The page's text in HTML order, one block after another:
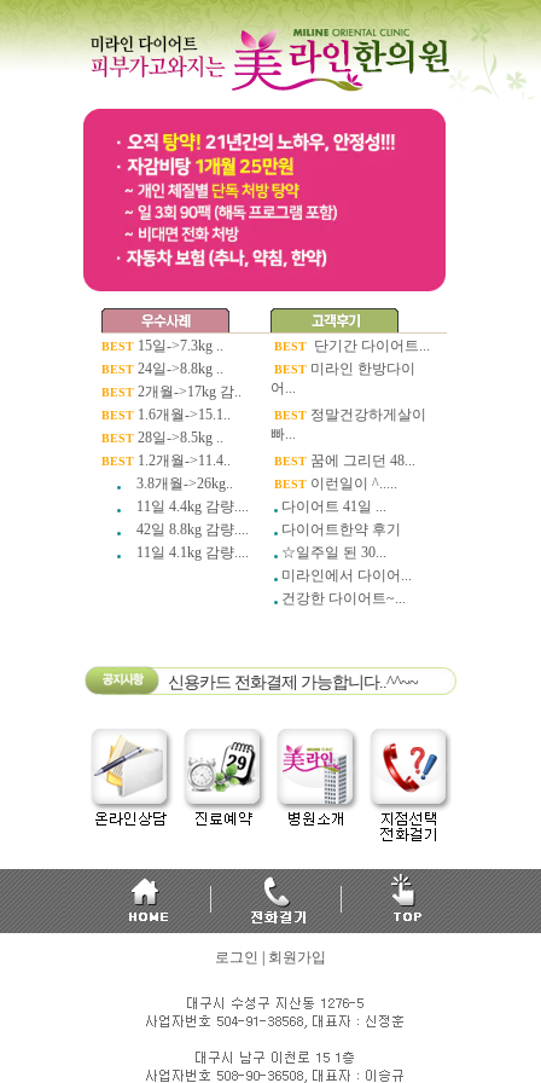
BEST 15일->7.3kg ..
BEST 24일->8.8kg ..
BEST 2개월->17kg 감..
BEST 1.6개월->15.1..
BEST 28일->8.5kg ..
BEST 1.2개월->11.4..
3.8개월->26kg..
11일 4.4kg 감량....
42일 8.8kg 감량....
11일 4.1kg 감량....
BEST 단기간 다이어트...
BEST 미라인 한방다이
어...
BEST 정말건강하게살이
빠...
BEST 꿈에 그리던 48...
BEST 이런일이 ^.....
다이어트 41일 ...
다이어트한약 후기
☆일주일 된 30...
미라인에서 다이어...
건강한 다이어트~...
신용카드 전화결제 가능합니다..^^~~
로그인 회원가입